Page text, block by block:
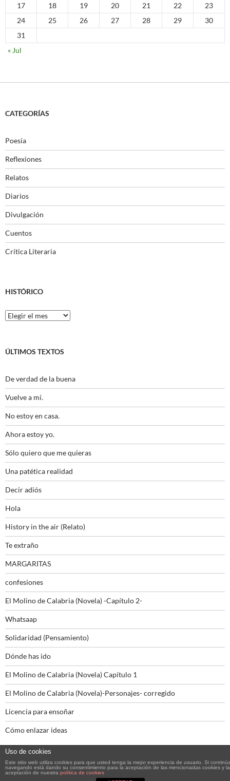
17
18 19 20 21 22
23
24
25 26 27 28 29
30
31
« Jul
CATEGORÍAS
Poesía
Reflexiones
Relatos
Diarios
Divulgación
Cuentos
Crítica Literaria
HISTÓRICO
Histórico
ÚLTIMOS TEXTOS
De verdad de la buena
Vuelve a mí.
No estoy en casa.
Ahora estoy yo.
Sólo quiero que me quieras
Una patética realidad
Decir adiós
Hola
History in the air (Relato)
Te extraño
MARGARITAS
confesiones
El Molino de Calabria (Novela) -Capítulo 2-
Whatsaap
Solidaridad (Pensamiento)
Dónde has ido
El Molino de Calabria (Novela) Capítulo 1
El Molino de Calabria (Novela)-Personajes- corregido
Licencia para ensoñar
Cómo enlazar ideas
Funciona gracias a WordPress
Uso de cookies
Este sitio web utiliza cookies para que usted tenga la mejor experiencia de usuario. Si
navegando está dando su consentimiento para la aceptación de las mencionadas cookies y la
aceptación de nuestra política de cookies